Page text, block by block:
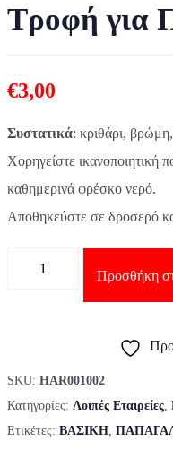
Τροφή για
€3,00
Συστατικά: κριθάρι,
Χορηγείστε ικανοποιητική
καθημερινά φρέσκο νερό.
Αποθηκεύστε σε δροσερό
Ποσότητα
Προσθήκη
SKU: HAR001002
Κατηγορίες: Λοιπές Εταιρείες,
Ετικέτες: ΒΑΣΙΚΗ,